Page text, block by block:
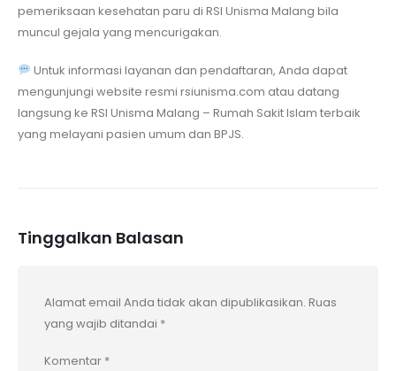
pemeriksaan kesehatan paru di RSI Unisma Malang bila
muncul gejala yang mencurigakan.
Untuk informasi layanan dan pendaftaran, Anda dapat
mengunjungi website resmi rsiunisma.com atau datang
langsung ke RSI Unisma Malang – Rumah Sakit Islam terbaik
yang melayani pasien umum dan BPJS.
Tinggalkan Balasan
Alamat email Anda tidak akan dipublikasikan. Ruas
yang wajib ditandai *
Komentar *